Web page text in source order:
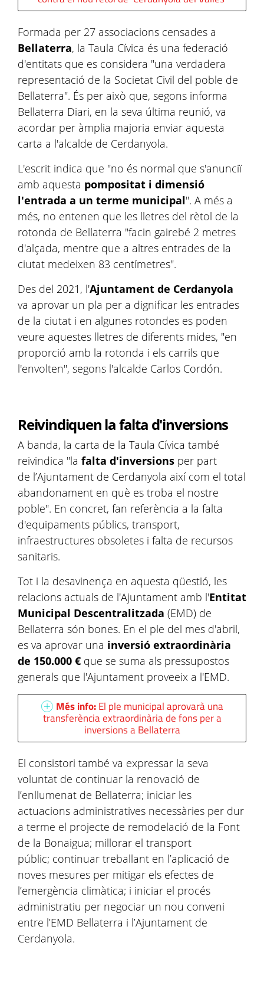
Formada per 27 associacions censades a
Bellaterra, la Taula Cívica és una federació
d'entitats que es considera "una verdadera
representació de la Societat Civil del poble de
Bellaterra". És per això que, segons informa
Bellaterra Diari, en la seva última reunió, va
acordar per àmplia majoria enviar aquesta
carta a l'alcalde de Cerdanyola.
L'escrit indica que "no és normal que s'anunciï
amb aquesta pompositat i dimensió
l'entrada a un terme municipal". A més a
més, no entenen que les lletres del rètol de la
rotonda de Bellaterra "facin gairebé 2 metres
d'alçada, mentre que a altres entrades de la
ciutat medeixen 83 centímetres".
Des del 2021, l'Ajuntament de Cerdanyola
va aprovar un pla per a dignificar les entrades
de la ciutat i en algunes rotondes es poden
veure aquestes lletres de diferents mides, "en
proporció amb la rotonda i els carrils que
l'envolten", segons l'alcalde Carlos Cordón.
Reivindiquen la falta d'inversions
A banda, la carta de la Taula Cívica també
reivindica "la falta d'inversions per part
de l’Ajuntament de Cerdanyola així com el total
abandonament en què es troba el nostre
poble". En concret, fan referència a la falta
d'equipaments públics, transport,
infraestructures obsoletes i falta de recursos
sanitaris.
Tot i la desavinença en aquesta qüestió, les
relacions actuals de l'Ajuntament amb l'Entitat
Municipal Descentralitzada (EMD) de
Bellaterra són bones. En el ple del mes d'abril,
es va aprovar una inversió extraordinària
de 150.000 € que se suma als pressupostos
generals que l'Ajuntament proveeix a l'EMD.
Més info:El ple municipal aprovarà una
transferència extraordinària de fons per a
inversions a Bellaterra
El consistori també va expressar la seva
voluntat de continuar la renovació de
l’enllumenat de Bellaterra; iniciar les
actuacions administratives necessàries per dur
a terme el projecte de remodelació de la Font
de la Bonaigua; millorar el transport
públic; continuar treballant en l’aplicació de
noves mesures per mitigar els efectes de
l’emergència climàtica; i iniciar el procés
administratiu per negociar un nou conveni
entre l’EMD Bellaterra i l’Ajuntament de
Cerdanyola.